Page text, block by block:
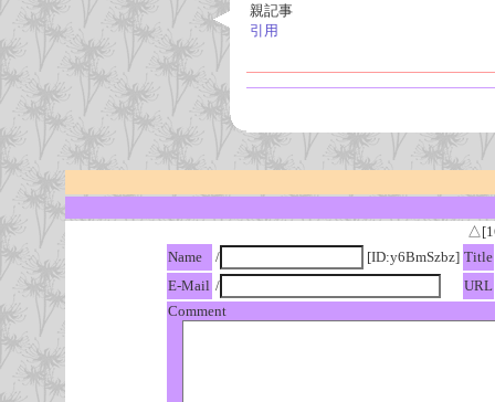
親記事
引用
Name
/ [ID:y6BmSzbz] Title
E-Mail /
URL
Comment